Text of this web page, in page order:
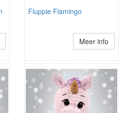
Fluppie Flamingo
Meer info